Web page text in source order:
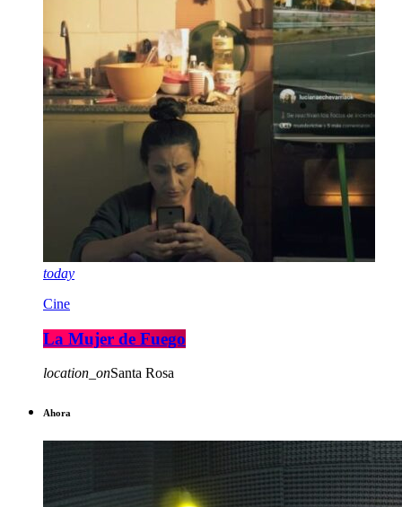
today
Cine
La Mujer de Fuego
location_onSanta Rosa
Ahora